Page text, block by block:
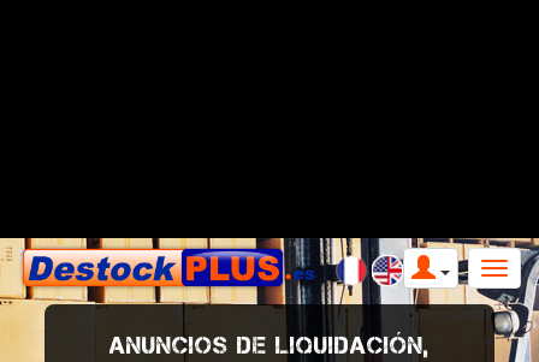
ANUNCIOS DE LIQUIDACIÓN,